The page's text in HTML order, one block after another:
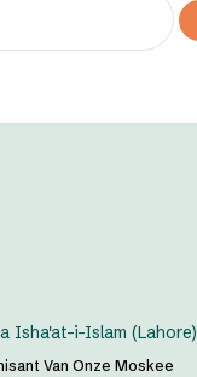
Isha'at-i-Islam (Lahore)
Van Onze Moskee